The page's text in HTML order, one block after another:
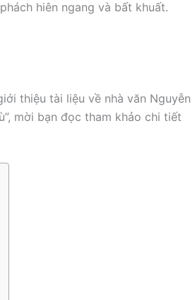
hiên ngang và bất khuất.
thiệu tài liệu về nhà văn Nguyễn
mời bạn đọc tham khảo chi tiết